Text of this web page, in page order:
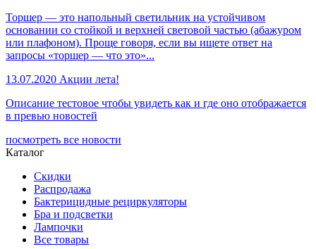
Торшер — это напольный светильник на устойчивом
основании со стойкой и верхней световой частью (абажуром
или плафоном). Проще говоря, если вы ищете ответ на
запросы «торшер — что это»...
13.07.2020 Акции лета!
Описание тестовое чтобы увидеть как и где оно отображается
в превью новостей
посмотреть все новости
Каталог
Скидки
Распродажа
Бактерицидные рециркуляторы
Бра и подсветки
Лампочки
Все товары